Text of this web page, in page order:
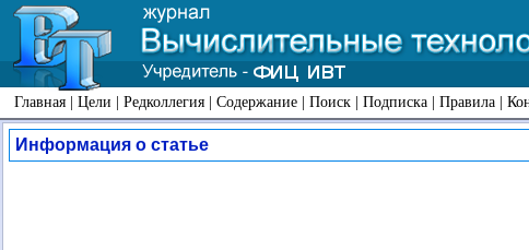
Главная | Цели | Редколлегия | Содержание | Поиск | Подписка | Правила |
Информация о статье